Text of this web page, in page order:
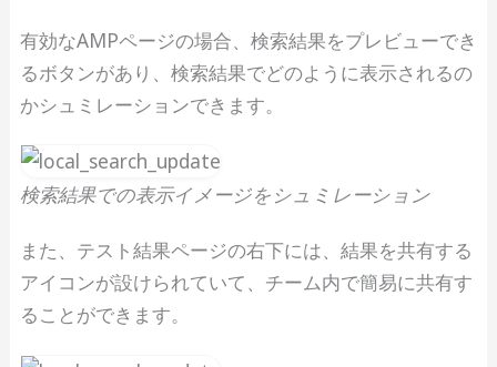
有効なAMPページの場合、検索結果をプレビューでき
るボタンがあり、検索結果でどのように表示されるの
かシュミレーションできます。
検索結果での表示イメージをシュミレーション
また、テスト結果ページの右下には、結果を共有する
アイコンが設けられていて、チーム内で簡易に共有す
ることができます。